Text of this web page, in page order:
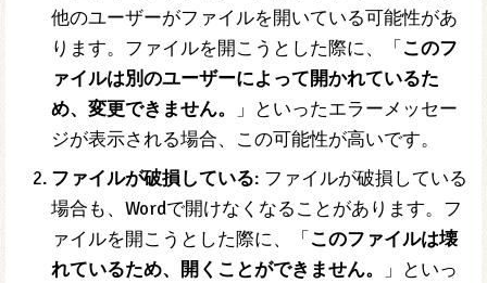
他のユーザーがファイルを開いている可能性があ
ります。ファイルを開こうとした際に、「このフ
ァイルは別のユーザーによって開かれているた
め、変更できません。
」といったエラーメッセー
ジが表示される場合、この可能性が高いです。
ファイルが破損している: ファイルが破損している
場合も、Wordで開けなくなることがあります。フ
ァイルを開こうとした際に、「 このファイルは壊
れているため、開くことができません。
」といっ